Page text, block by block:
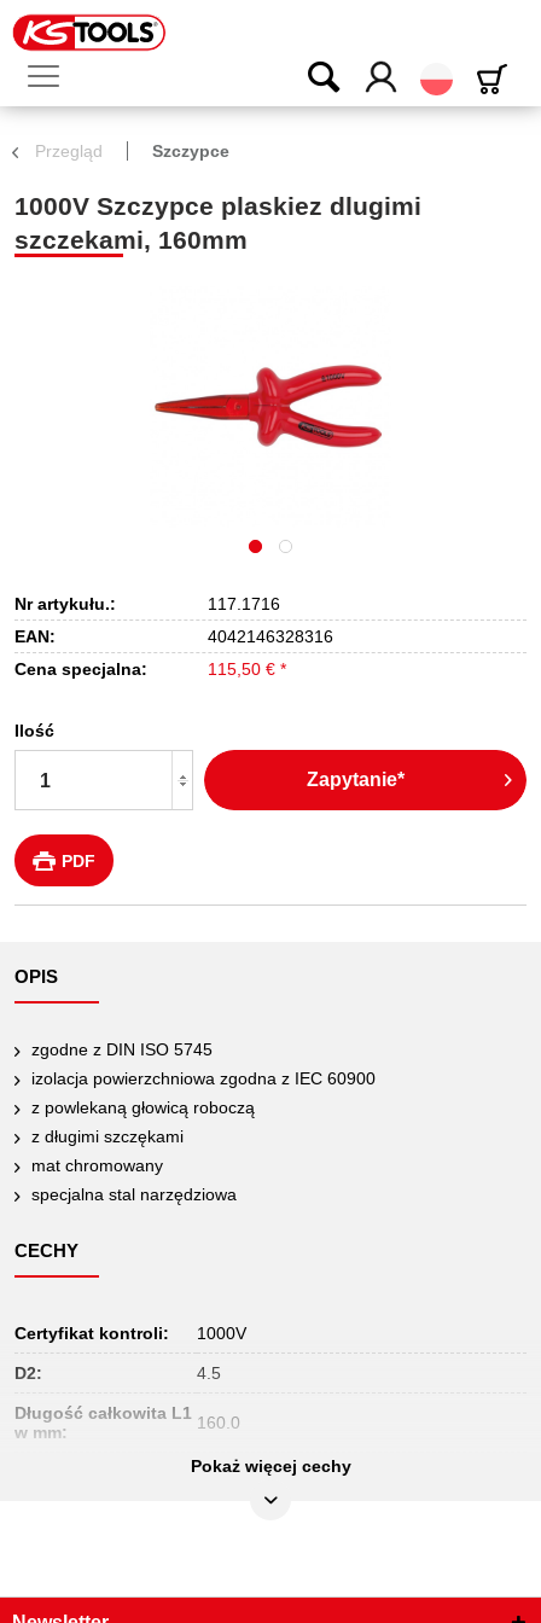
Polski
Przegląd Szczypce
1000V Szczypce plaskiez dlugimi
szczekami, 160mm
Nr artykułu.:
117.1716
EAN:
4042146328316
Cena specjalna:
115,50 € *
Ilość
Zapytanie*
PDF
OPIS
zgodne z DIN ISO 5745
izolacja powierzchniowa zgodna z IEC 60900
z powlekaną głowicą roboczą
z długimi szczękami
mat chromowany
specjalna stal narzędziowa
CECHY
Certyfikat kontroli: 1000V
D2: 4.5
Długość całkowita L1
w mm:
160.0
Pokaż więcej cechy